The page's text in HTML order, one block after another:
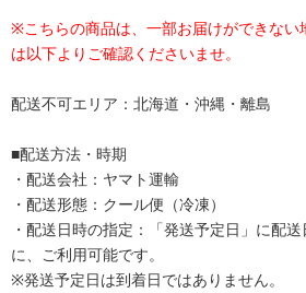
※こちらの商品は、一部お届けができない
は以下よりご確認くださいませ。
配送不可エリア：北海道・沖縄・離島
■配送方法・時期
・配送会社：ヤマト運輸
・配送形態：クール便（冷凍）
・配送日時の指定：「発送予定日」に配
に、ご利用可能です。
※発送予定日は到着日ではありません。